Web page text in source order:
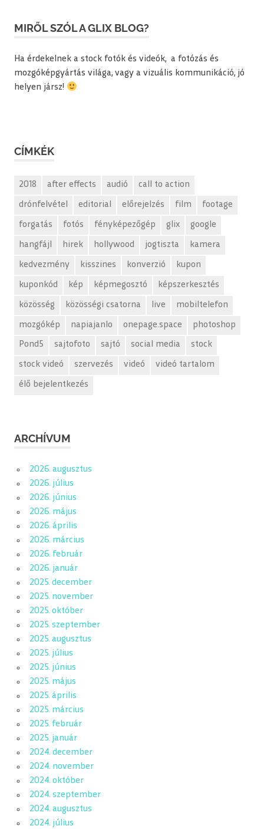
MIRŐL SZÓL A GLIX BLOG?
Ha érdekelnek a stock fotók és videók, a fotózás és
mozgóképgyártás világa, vagy a vizuális kommunikáció, jó
helyen jársz!
CÍMKÉK
2018 after effects audió call to action
drónfelvétel editorial előrejelzés film footage
forgatás fotós fényképezőgép glix google
hangfájl hirek hollywood jogtiszta kamera
kedvezmény kisszines konverzió kupon
kuponkód kép képmegosztó képszerkesztés
közösség közösségi csatorna live mobiltelefon
mozgókép napiajanlo onepage.space photoshop
Pond5 sajtofoto sajtó social media stock
stock videó szervezés videó videó tartalom
élő bejelentkezés
ARCHÍVUM
2026. augusztus
2026. július
2026. június
2026. május
2026. április
2026. március
2026. február
2026. január
2025. december
2025. november
2025. október
2025. szeptember
2025. augusztus
2025. július
2025. június
2025. május
2025. április
2025. március
2025. február
2025. január
2024. december
2024. november
2024. október
2024. szeptember
2024. augusztus
2024. július